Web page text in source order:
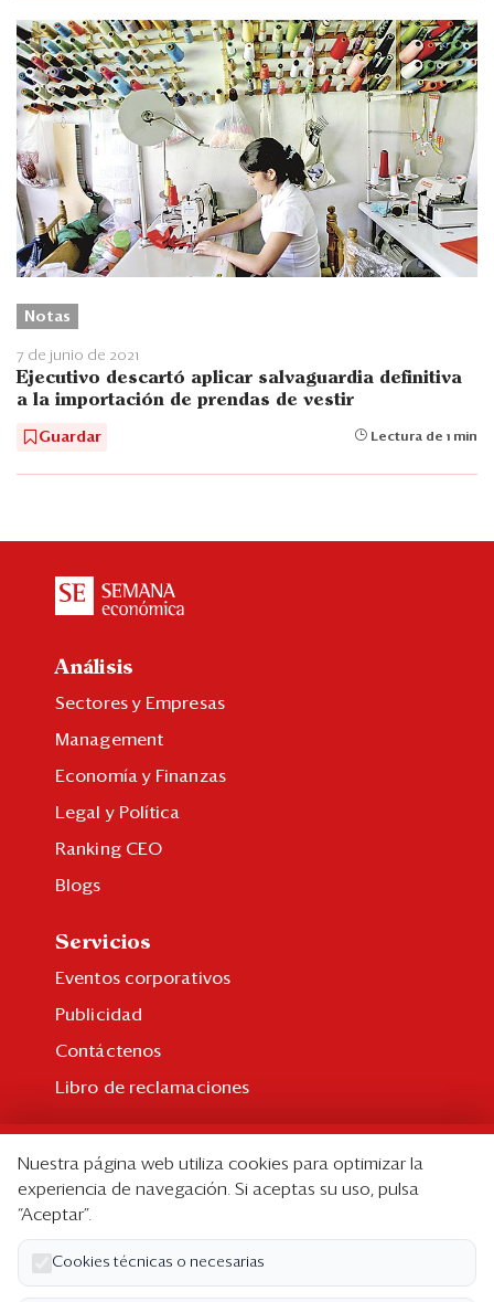
Notas
7 de junio de 2021
Ejecutivo descartó aplicar salvaguardia definitiva
a la importación de prendas de vestir
Guardar Lectura de 1 min
Análisis
Sectores y Empresas
Management
Economía y Finanzas
Legal y Política
Ranking CEO
Blogs
Servicios
Eventos corporativos
Publicidad
Contáctenos
Libro de reclamaciones
Suscripción individual
Paquetes corporativos
Edición Impresa
Nuestra página web utiliza cookies para optimizar la
experiencia de navegación. Si aceptas su uso, pulsa
“Aceptar”.
Cookies técnicas o necesarias